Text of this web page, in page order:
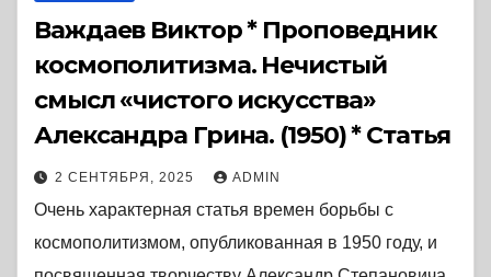
Важдаев Виктор * Проповедник
космополитизма. Нечистый
смысл «чистого искусства»
Александра Грина. (1950) * Статья
2 СЕНТЯБРЯ, 2025 ADMIN
Очень характерная статья времен борьбы с
космополитизмом, опубликованная в 1950 году, и